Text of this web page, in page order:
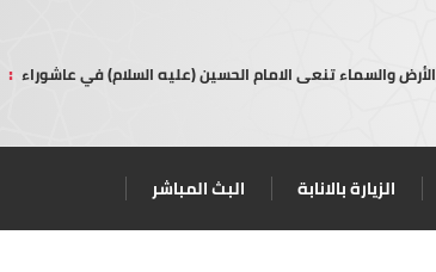
الأرض والسماء تنعى الامام الحسين (عليه السلام) في عاشوراء :
الزيارة بالانابة البث المباشر